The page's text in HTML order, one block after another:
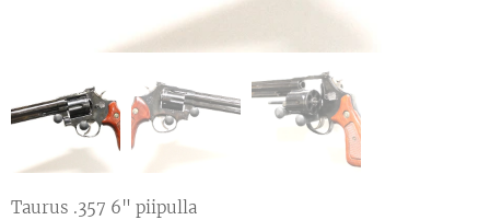
Taurus .357 6" piipulla